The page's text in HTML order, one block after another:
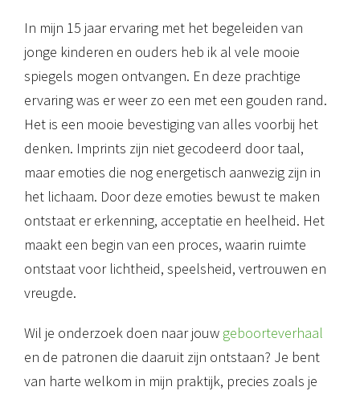
In mijn 15 jaar ervaring met het begeleiden van
jonge kinderen en ouders heb ik al vele mooie
spiegels mogen ontvangen. En deze prachtige
ervaring was er weer zo een met een gouden rand.
Het is een mooie bevestiging van alles voorbij het
denken. Imprints zijn niet gecodeerd door taal,
maar emoties die nog energetisch aanwezig zijn in
het lichaam. Door deze emoties bewust te maken
ontstaat er erkenning, acceptatie en heelheid. Het
maakt een begin van een proces, waarin ruimte
ontstaat voor lichtheid, speelsheid, vertrouwen en
vreugde.
Wil je onderzoek doen naar jouw geboorteverhaal
en de patronen die daaruit zijn ontstaan? Je bent
van harte welkom in mijn praktijk, precies zoals je